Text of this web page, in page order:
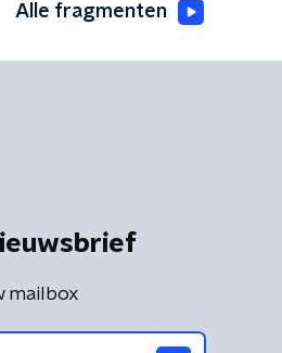
Alle fragmenten
mailbox